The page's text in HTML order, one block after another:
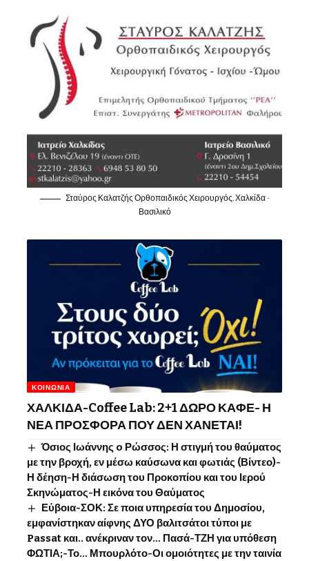
Σταύρος Καλατζής Ορθοπαιδικός Χειρουργός, Χαλκίδα -
Βασιλικό
ΚΟΙΝΩΝΊΑ
ΧΑΛΚΙΔΑ-Coffee Lab: 2+1 ΔΩΡΟ ΚΑΦΕ- Η
ΝΕΑ ΠΡΟΣΦΟΡΑ ΠΟΥ ΔΕΝ ΧΑΝΕΤΑΙ!
Όσιος Ιωάννης o Ρώσσος: Η στιγμή του θαύματος
με την βροχή, εν μέσω καύσωνα και φωτιάς (Βίντεο)-
Η δέηση-Η διάσωση του Προκοπίου και του Ιερού
Σκηνώματος-Η εικόνα του Θαύματος
Εύβοια-ΣΟΚ: Σε ποια υπηρεσία του Δημοσίου,
εμφανίστηκαν αίφνης ΔΥΟ βαλιτσάτοι τύποι με
Passat και.. ανέκριναν τον… Πασά-ΤΖΗ για υπόθεση
ΦΩΤΙΑ;-Το… Μπουρλότο-Οι ομοιότητες με την ταινία